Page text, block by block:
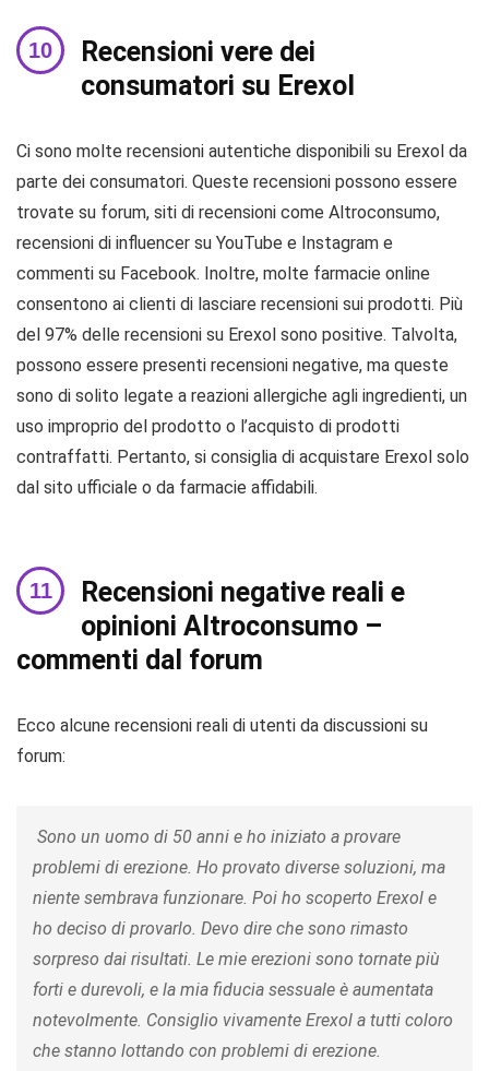
Recensioni vere dei
consumatori su Erexol
Ci sono molte recensioni autentiche disponibili su Erexol da
parte dei consumatori. Queste recensioni possono essere
trovate su forum, siti di recensioni come Altroconsumo,
recensioni di influencer su YouTube e Instagram e
commenti su Facebook. Inoltre, molte farmacie online
consentono ai clienti di lasciare recensioni sui prodotti. Più
del 97% delle recensioni su Erexol sono positive. Talvolta,
possono essere presenti recensioni negative, ma queste
sono di solito legate a reazioni allergiche agli ingredienti, un
uso improprio del prodotto o l’acquisto di prodotti
contraffatti. Pertanto, si consiglia di acquistare Erexol solo
dal sito ufficiale o da farmacie affidabili.
Recensioni negative reali e
opinioni Altroconsumo –
commenti dal forum
Ecco alcune recensioni reali di utenti da discussioni su
forum:
Sono un uomo di 50 anni e ho iniziato a provare
problemi di erezione. Ho provato diverse soluzioni, ma
niente sembrava funzionare. Poi ho scoperto Erexol e
ho deciso di provarlo. Devo dire che sono rimasto
sorpreso dai risultati. Le mie erezioni sono tornate più
forti e durevoli, e la mia fiducia sessuale è aumentata
notevolmente. Consiglio vivamente Erexol a tutti coloro
che stanno lottando con problemi di erezione.